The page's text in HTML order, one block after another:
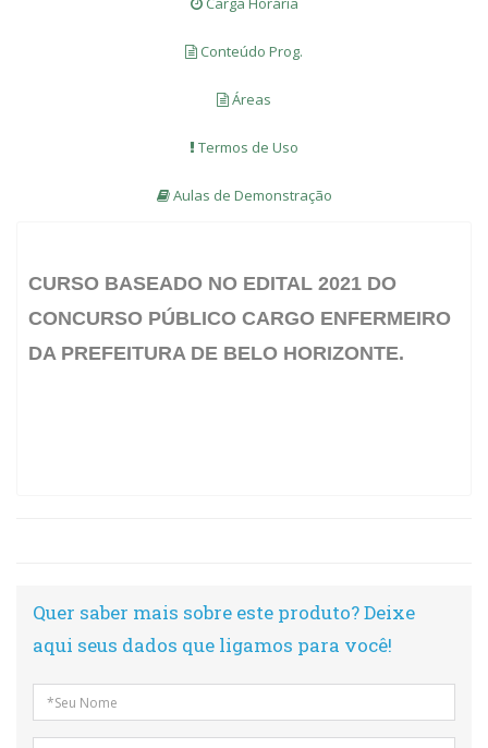
Conteúdo Prog.
Áreas
Termos de Uso
Aulas de Demonstração
CURSO BASEADO NO EDITAL 2021 DO
CONCURSO PÚBLICO CARGO ENFERMEIRO
DA PREFEITURA DE BELO HORIZONTE.
Quer saber mais sobre este produto? Deixe
aqui seus dados que ligamos para você!